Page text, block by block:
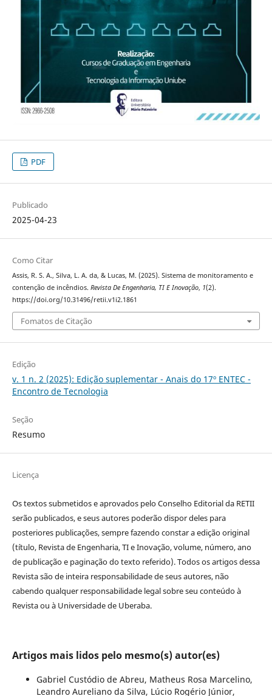
PDF
Publicado
2025-04-23
Como Citar
Assis, R. S. A., Silva, L. A. da, & Lucas, M. (2025). Sistema de monitoramento e
contenção de incêndios. Revista De Engenharia, TI E Inovação, 1(2).
https://doi.org/10.31496/retii.v1i2.1861
Fomatos de Citação
Edição
v. 1 n. 2 (2025): Edição suplementar - Anais do 17º ENTEC -
Encontro de Tecnologia
Seção
Resumo
Licença
Os textos submetidos e aprovados pelo Conselho Editorial da RETII
serão publicados, e seus autores poderão dispor deles para
posteriores publicações, sempre fazendo constar a edição original
(título, Revista de Engenharia, TI e Inovação, volume, número, ano
de publicação e paginação do texto referido). Todos os artigos dessa
Revista são de inteira responsabilidade de seus autores, não
cabendo qualquer responsabilidade legal sobre seu conteúdo à
Revista ou à Universidade de Uberaba.
Artigos mais lidos pelo mesmo(s) autor(es)
Gabriel Custódio de Abreu, Matheus Rosa Marcelino,
Leandro Aureliano da Silva, Lúcio Rogério Júnior,